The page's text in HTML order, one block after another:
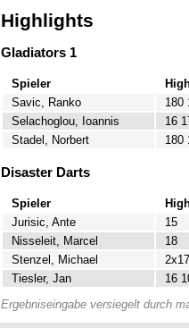
Highlights
Gladiators 1
Spieler
Savic, Ranko
180
Selachoglou, Ioannis
16
Stadel, Norbert
180
Disaster Darts
Spieler
Jurisic, Ante
15
Nisseleit, Marcel
18
Stenzel, Michael
2x17
Tiesler, Jan
16
Ergebniseingabe versiegelt durch